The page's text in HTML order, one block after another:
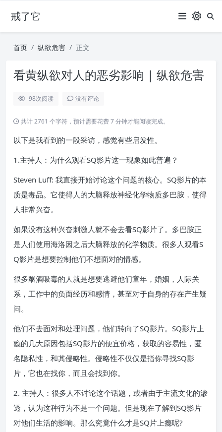
戒了它
首页 纵欲危害 正文
看黄纵欲对人的恶劣影响 | 纵欲危害
98次阅读 没有评论
共计 2761 个字符，预计需要花费 7 分钟才能阅读完成。
以下是我看到的一段采访，感觉有些启发性。
1.主持人：为什么观看SQ影片这一现象如此普遍？
Steven Luff: 我直接开始讨论这个问题的核心。SQ影片的本
质是毒品。它使得人的大脑释放神经化学物质多巴胺，使得
人非常兴奋。
如果没有这种兴奋刺激人就不会去看SQ影片了。多巴胺正
是人们使用海洛因之后大脑释放的化学物质。很多人观看S
Q影片是想要控制他们不想面对的情感。
很多酗酒吸毒的人就是想要逃避他们童年，婚姻，人际关
系，工作中的负面经历和感情，甚至对于自身的存在产生疑
问。
他们不去面对和处理问题，他们转向了SQ影片。SQ影片上
瘾的几大原因包括SQ影片的便宜价格，获取的容易性，匿
名隐私性，和其侵略性。侵略性不仅仅是指你寻找SQ影
片，它也在找你，而且会找到你。
2. 主持人：很多人不讨论这个话题，或者由于主流文化的渗
透，认为这种行为不是一个问题。但是现在了解到SQ影片
对他们生活的影响。那么究竟什么才是SQ片上瘾呢?